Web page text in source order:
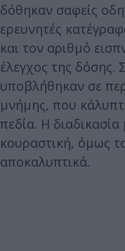
δόθηκαν σαφείς
ερευνητές
και τον αριθμό
έλεγχος της δόσης.
υποβλήθηκαν σε
μνήμης, που
πεδία. Η
κουραστική, όμως
αποκαλυπτικά.